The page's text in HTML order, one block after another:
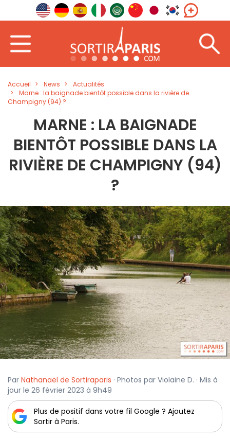
Accueil News
Actualités
Marne : la baignade bientôt possible dans la rivière de
Champigny (94) ?
MARNE : LA BAIGNADE
BIENTÔT POSSIBLE DANS LA
RIVIÈRE DE CHAMPIGNY (94)
?
Par Nathanaël de Sortiraparis · Photos par Violaine D. · Mis à
jour le 26 février 2023 à 9h49
Plus de positif dans votre fil Google ? Ajoutez
Sortir à Paris.